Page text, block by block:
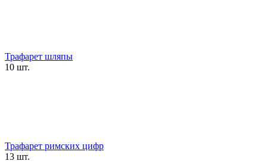
Трафарет шляпы
10 шт.
Трафарет римских цифр
13 шт.